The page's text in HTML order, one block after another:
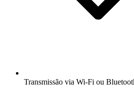
Transmissão via Wi-Fi ou